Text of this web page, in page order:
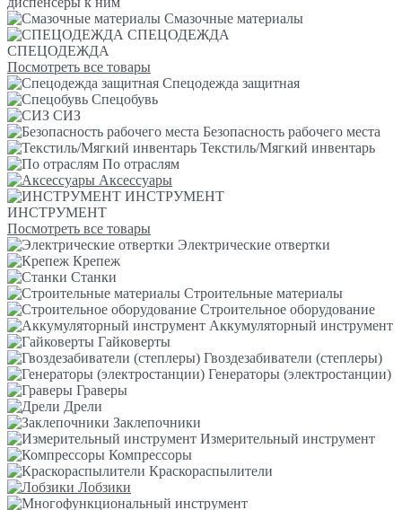
Смазочные материалы
СПЕЦОДЕЖДА
СПЕЦОДЕЖДА
Посмотреть все товары
Спецодежда защитная
Спецобувь
СИЗ
Безопасность рабочего места
Текстиль/Мягкий инвентарь
По отраслям
Аксессуары
ИНСТРУМЕНТ
ИНСТРУМЕНТ
Посмотреть все товары
Электрические отвертки
Крепеж
Станки
Строительные материалы
Строительное оборудование
Аккумуляторный инструмент
Гайковерты
Гвоздезабиватели (степлеры)
Генераторы (электростанции)
Граверы
Дрели
Заклепочники
Измерительный инструмент
Компрессоры
Краскораспылители
Лобзики